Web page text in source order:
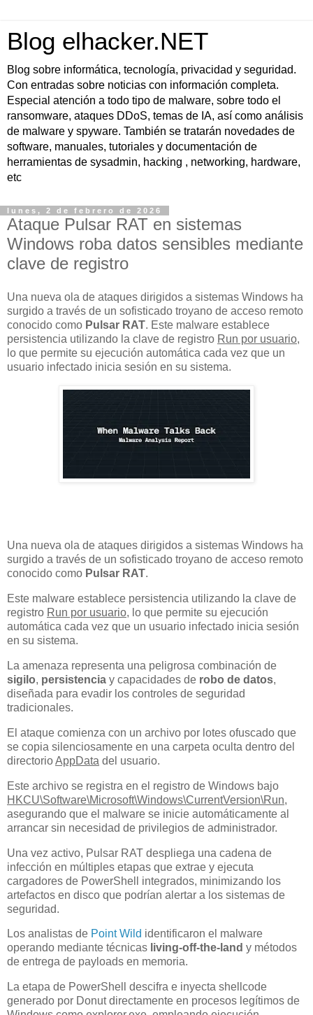
Blog elhacker.NET
Blog sobre informática, tecnología, privacidad y seguridad.
Con entradas sobre noticias con información completa.
Especial atención a todo tipo de malware, sobre todo el
ransomware, ataques DDoS, temas de IA, así como análisis
de malware y spyware. También se tratarán novedades de
software, manuales, tutoriales y documentación de
herramientas de sysadmin, hacking , networking, hardware,
etc
lunes, 2 de febrero de 2026
Ataque Pulsar RAT en sistemas
Windows roba datos sensibles mediante
clave de registro
Una nueva ola de ataques dirigidos a sistemas Windows ha
surgido a través de un sofisticado troyano de acceso remoto
conocido como Pulsar RAT. Este malware establece
persistencia utilizando la clave de registro Run por usuario,
lo que permite su ejecución automática cada vez que un
usuario infectado inicia sesión en su sistema.
Una nueva ola de ataques dirigidos a sistemas Windows ha
surgido a través de un sofisticado troyano de acceso remoto
conocido como Pulsar RAT.
Este malware establece persistencia utilizando la clave de
registro Run por usuario, lo que permite su ejecución
automática cada vez que un usuario infectado inicia sesión
en su sistema.
La amenaza representa una peligrosa combinación de
sigilo, persistencia y capacidades de robo de datos,
diseñada para evadir los controles de seguridad
tradicionales.
El ataque comienza con un archivo por lotes ofuscado que
se copia silenciosamente en una carpeta oculta dentro del
directorioAppData del usuario.
Este archivo se registra en el registro de Windows bajo
HKCU\Software\Microsoft\Windows\CurrentVersion\Run,
asegurando que el malware se inicie automáticamente al
arrancar sin necesidad de privilegios de administrador.
Una vez activo, Pulsar RAT despliega una cadena de
infección en múltiples etapas que extrae y ejecuta
cargadores de PowerShell integrados, minimizando los
artefactos en disco que podrían alertar a los sistemas de
seguridad.
Los analistas de Point Wild identificaron el malware
operando mediante técnicas living-off-the-land y métodos
de entrega de payloads en memoria.
La etapa de PowerShell descifra e inyecta shellcode
generado por Donut directamente en procesos legítimos de